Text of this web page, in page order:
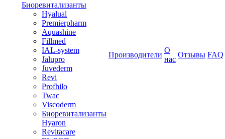
Биоревитализанты
Hyalual
Premierpharm
Aquashine
Fillmed
IAL-system
Jalupro
Juvederm
Revi
Profhilo
Twac
Viscoderm
Биоревитализанты
Hyaron
Revitacare
Производители
О
нас
Отзывы FAQ